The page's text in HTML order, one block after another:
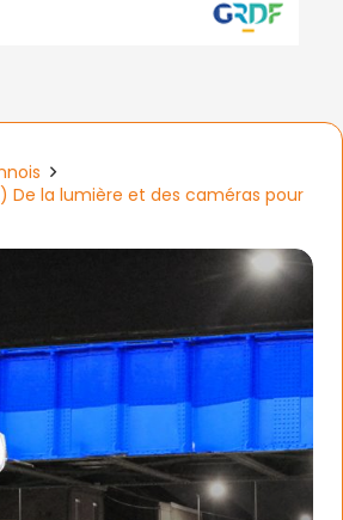
De la lumière et des caméras pour